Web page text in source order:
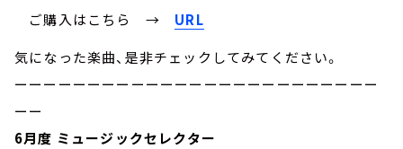
ご購入はこちら → URL
気になった楽曲、是非チェックしてみてください。
ーーーーーーーーーーーーーーーーーーーーーーーーー
ーー
6月度 ミュージックセレクター